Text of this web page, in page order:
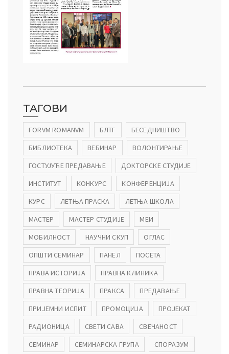
ТАГОВИ
FORVM ROMANVM БЛТГ
БЕСЕДНИШТВО
БИБЛИОТЕКА
ВЕБИНАР
ВОЛОНТИРАЊЕ
ГОСТУЈУЋЕ ПРЕДАВАЊЕ
ДОКТОРСКЕ СТУДИЈЕ
ИНСТИТУТ
КОНКУРС
КОНФЕРЕНЦИЈА
КУРС
ЛЕТЊА ПРАСКА
ЛЕТЊА ШКОЛА
МАСТЕР
МАСТЕР СТУДИЈЕ
МЕИ
МОБИЛНОСТ
НАУЧНИ СКУП
ОГЛАС
ОПШТИ СЕМИНАР
ПАНЕЛ
ПОСЕТА
ПРАВА ИСТОРИЈА
ПРАВНА КЛИНИКА
ПРАВНА ТЕОРИЈА
ПРАКСА
ПРЕДАВАЊЕ
ПРИЈЕМНИ ИСПИТ
ПРОМОЦИЈА
ПРОЈЕКАТ
РАДИОНИЦА
СВЕТИ САВА
СВЕЧАНОСТ
СЕМИНАР
СЕМИНАРСКА ГРУПА
СПОРАЗУМ